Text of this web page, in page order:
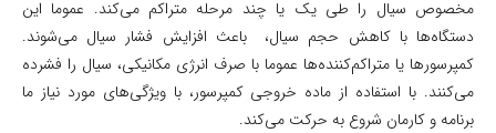
مخصوص سیال را طی یک یا چند مرحله متراکم می‌کند. عموما این
دستگاه‌ها با کاهش حجم سیال، باعث افزایش فشار سیال می‌شوند.
کمپرسورها یا متراکم‌کننده‌ها عموما با صرف انرژی مکانیکی، سیال را فشرده
می‌کنند. با استفاده از ماده خروجی کمپرسور، با ویژگی‌های مورد نیاز ما
برنامه و کارمان شروع به حرکت می‌کند.